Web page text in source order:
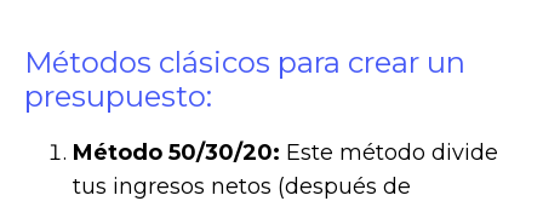
Métodos clásicos para crear un
presupuesto:
Método 50/30/20: Este método divide
tus ingresos netos (después de